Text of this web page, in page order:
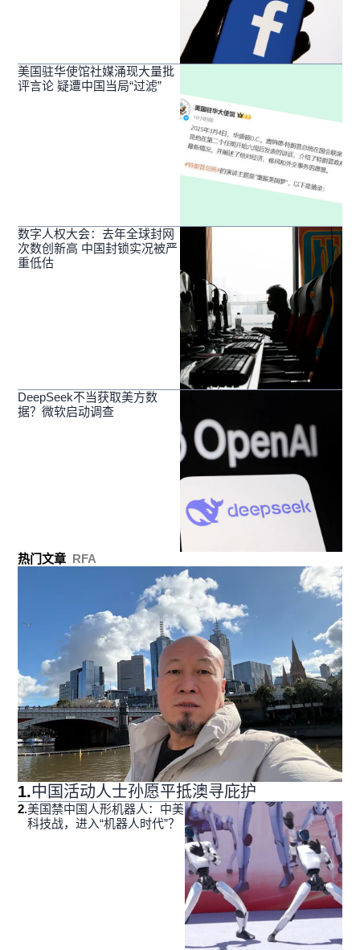
美国驻华使馆社媒涌现大量批
评言论 疑遭中国当局“过滤”
数字人权大会：去年全球封网
次数创新高 中国封锁实况被严
重低估
DeepSeek不当获取美方数
据？微软启动调查
热门文章 RFA
1.中国活动人士孙愿平抵澳寻庇护
2.美国禁中国人形机器人：中美
科技战，进入“机器人时代”？